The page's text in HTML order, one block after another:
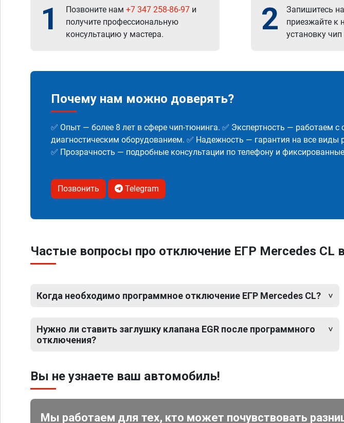
1 Позвоните нам +7 347 258-86-97 и
получите профессиональную
консультацию у мастера.
2
Запишитесь
приезжайте к
установку
Почему нам можно доверять?
✅ Опыт — более 8 лет в сфере чип-тюнинга. ✅ Экспертность — работаем
диагностическим оборудованием. ✅ Надежность — гарантия на все виды
✅ Прозрачность — подробные консультации по телефону и
Позвонить Telegram
Частые вопросы про отключение ЕГР Mercedes CL
Когда необходимо программное отключение ЕГР Mercedes CL?
Нужно ли ставить заглушку клапана EGR после программного
отключения?
Вы не узнаете ваш автомобиль!
Мы работаем для тех, кто может почувствовать